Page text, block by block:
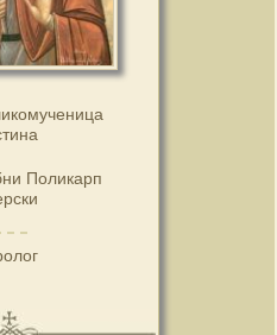
Поликарп